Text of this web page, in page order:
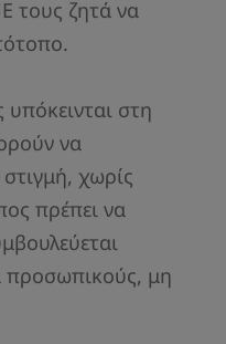
τους ζητά να
στη
να
χωρίς
πρέπει να
προσωπικούς, μη